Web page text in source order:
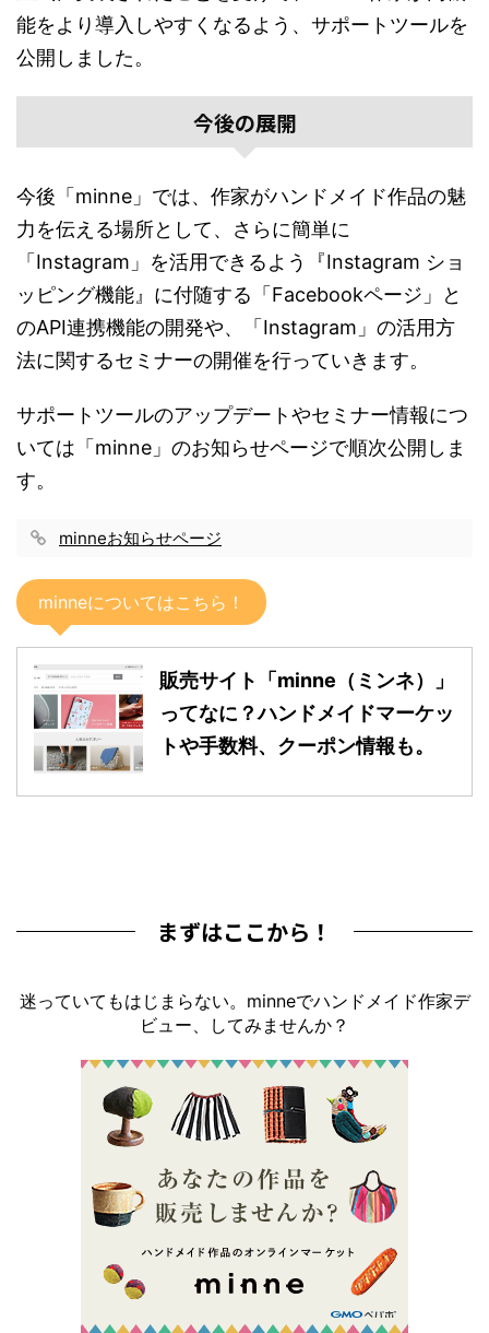
能をより導入しやすくなるよう、サポートツールを
公開しました。
今後の展開
今後「minne」では、作家がハンドメイド作品の魅
力を伝える場所として、さらに簡単に
「Instagram」を活用できるよう『Instagram ショ
ッピング機能』に付随する「Facebookページ」と
のAPI連携機能の開発や、「Instagram」の活用方
法に関するセミナーの開催を行っていきます。
サポートツールのアップデートやセミナー情報につ
いては「minne」のお知らせページで順次公開しま
す。
minneお知らせページ
minneについてはこちら！
販売サイト「minne（ミンネ）」
ってなに？ハンドメイドマーケッ
トや手数料、クーポン情報も。
まずはここから！
迷っていてもはじまらない。minneでハンドメイド作家デ
ビュー、してみませんか？